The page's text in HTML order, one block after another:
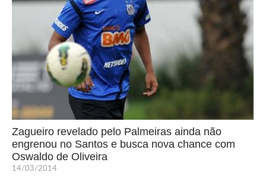
Zagueiro revelado pelo Palmeiras ainda não
engrenou no Santos e busca nova chance com
Oswaldo de Oliveira
14/03/2014